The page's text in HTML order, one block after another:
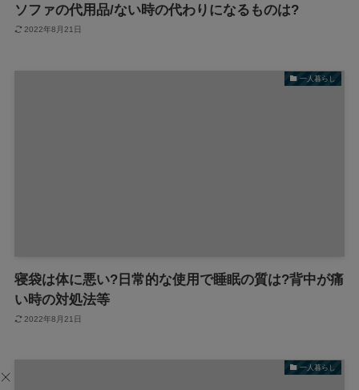
ソファの代用品/ない時の代わりになるものは?
2022年8月21日
一人暮らし
寝袋は体に悪い?日常的な使用で睡眠の質は?背中が痛
い時の対処法等
2022年8月21日
一人暮らし